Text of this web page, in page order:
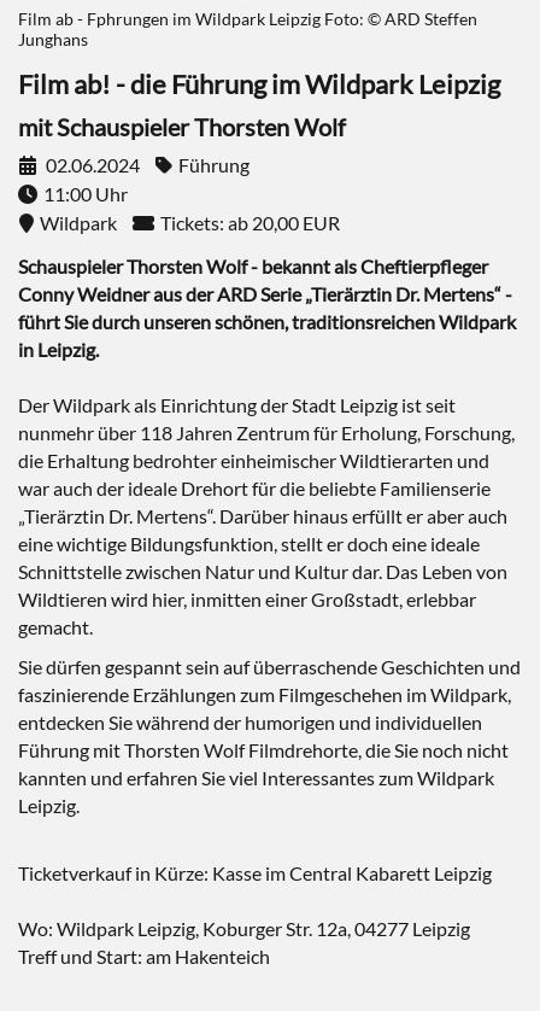
Film ab - Fphrungen im Wildpark Leipzig Foto: © ARD Steffen
Junghans
Film ab! - die Führung im Wildpark Leipzig
mit Schauspieler Thorsten Wolf
02.06.2024
Führung
11:00 Uhr
Wildpark
Tickets: ab 20,00 EUR
Schauspieler Thorsten Wolf - bekannt als Cheftierpfleger
Conny Weidner aus der ARD Serie „Tierärztin Dr. Mertens“ -
führt Sie durch unseren schönen, traditionsreichen Wildpark
in Leipzig.
Der Wildpark als Einrichtung der Stadt Leipzig ist seit
nunmehr über 118 Jahren Zentrum für Erholung, Forschung,
die Erhaltung bedrohter einheimischer Wildtierarten und
war auch der ideale Drehort für die beliebte Familienserie
„Tierärztin Dr. Mertens“. Darüber hinaus erfüllt er aber auch
eine wichtige Bildungsfunktion, stellt er doch eine ideale
Schnittstelle zwischen Natur und Kultur dar. Das Leben von
Wildtieren wird hier, inmitten einer Großstadt, erlebbar
gemacht.
Sie dürfen gespannt sein auf überraschende Geschichten und
faszinierende Erzählungen zum Filmgeschehen im Wildpark,
entdecken Sie während der humorigen und individuellen
Führung mit Thorsten Wolf Filmdrehorte, die Sie noch nicht
kannten und erfahren Sie viel Interessantes zum Wildpark
Leipzig.
Ticketverkauf in Kürze: Kasse im Central Kabarett Leipzig
Wo: Wildpark Leipzig, Koburger Str. 12a, 04277 Leipzig
Treff und Start: am Hakenteich